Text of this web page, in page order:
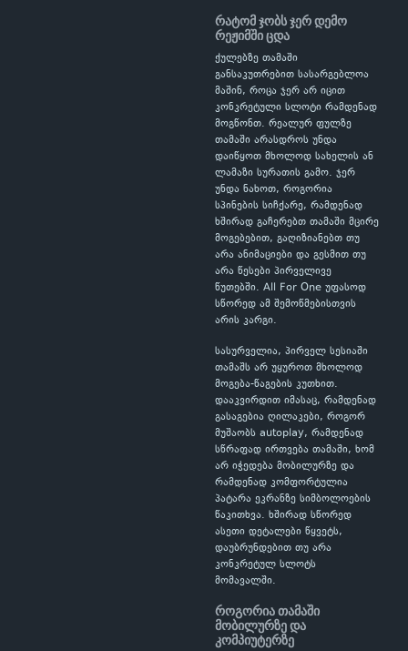
რატომ ჯობს ჯერ დემო
რეჟიმში ცდა
ქულებზე თამაში
განსაკუთრებით სასარგებლოა
მაშინ, როცა ჯერ არ იცით
კონკრეტული სლოტი რამდენად
მოგწონთ. რეალურ ფულზე
თამაში არასდროს უნდა
დაიწყოთ მხოლოდ სახელის ან
ლამაზი სურათის გამო. ჯერ
უნდა ნახოთ, როგორია
სპინების სიჩქარე, რამდენად
ხშირად გაჩერებთ თამაში მცირე
მოგებებით, გაღიზიანებთ თუ
არა ანიმაციები და გესმით თუ
არა წესები პირველივე
წუთებში. All For One უფასოდ
სწორედ ამ შემოწმებისთვის
არის კარგი.
სასურველია, პირველ სესიაში
თამაშს არ უყუროთ მხოლოდ
მოგება-წაგების კუთხით.
დააკვირდით იმასაც, რამდენად
გასაგებია ღილაკები, როგორ
მუშაობს autoplay, რამდენად
სწრაფად ირთვება თამაში, ხომ
არ იჭედება მობილურზე და
რამდენად კომფორტულია
პატარა ეკრანზე სიმბოლოების
წაკითხვა. ხშირად სწორედ
ასეთი დეტალები წყვეტს,
დაუბრუნდებით თუ არა
კონკრეტულ სლოტს
მომავალში.
როგორია თამაში
მობილურზე და
კომპიუტერზე